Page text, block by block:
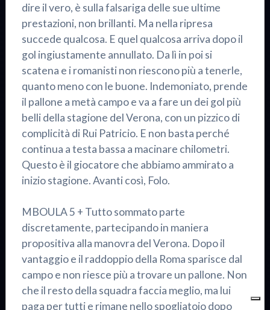
dire il vero, è sulla falsariga delle sue ultime
prestazioni, non brillanti. Ma nella ripresa
succede qualcosa. E quel qualcosa arriva dopo il
gol ingiustamente annullato. Da lì in poi si
scatena e i romanisti non riescono più a tenerle,
quanto meno con le buone. Indemoniato, prende
il pallone a metà campo e va a fare un dei gol più
belli della stagione del Verona, con un pizzico di
complicità di Rui Patricio. E non basta perché
continua a testa bassa a macinare chilometri.
Questo è il giocatore che abbiamo ammirato a
inizio stagione. Avanti così, Folo.
MBOULA 5 + Tutto sommato parte
discretamente, partecipando in maniera
propositiva alla manovra del Verona. Dopo il
vantaggio e il raddoppio della Roma sparisce dal
campo e non riesce più a trovare un pallone. Non
che il resto della squadra faccia meglio, ma lui
paga per tutti e rimane nello spogliatoio dopo